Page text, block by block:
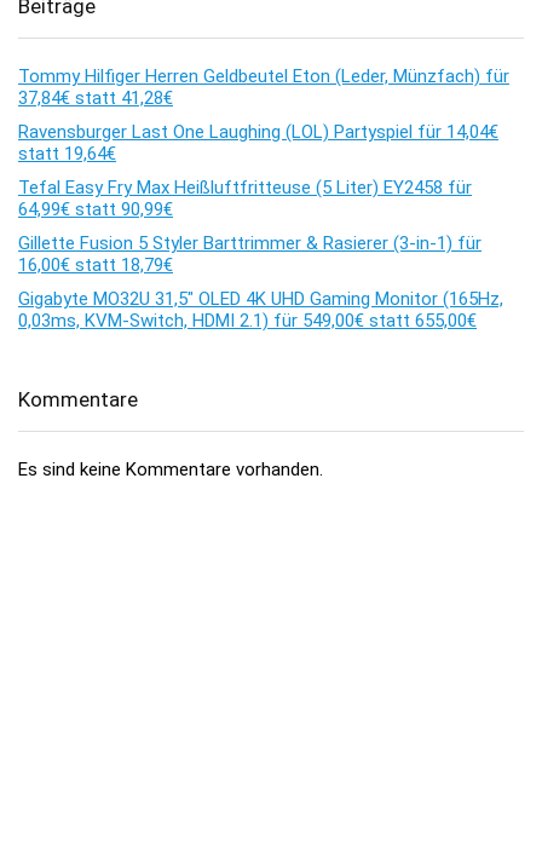
Beiträge
Tommy Hilfiger Herren Geldbeutel Eton (Leder, Münzfach) für
37,84€ statt 41,28€
Ravensburger Last One Laughing (LOL) Partyspiel für 14,04€
statt 19,64€
Tefal Easy Fry Max Heißluftfritteuse (5 Liter) EY2458 für
64,99€ statt 90,99€
Gillette Fusion 5 Styler Barttrimmer & Rasierer (3-in-1) für
16,00€ statt 18,79€
Gigabyte MO32U 31,5″ OLED 4K UHD Gaming Monitor (165Hz,
0,03ms, KVM-Switch, HDMI 2.1) für 549,00€ statt 655,00€
Kommentare
Es sind keine Kommentare vorhanden.